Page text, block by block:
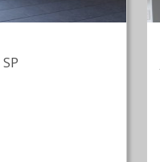
SP